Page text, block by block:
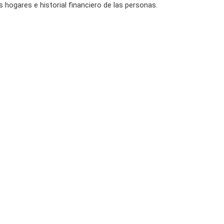
hogares e historial financiero de las personas.